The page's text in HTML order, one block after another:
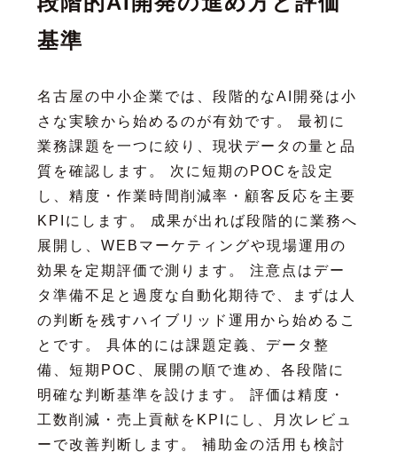
基準
名古屋の中小企業では、段階的なAI開発は小
さな実験から始めるのが有効です。 最初に
業務課題を一つに絞り、現状データの量と品
質を確認します。 次に短期のPOCを設定
し、精度・作業時間削減率・顧客反応を主要
KPIにします。 成果が出れば段階的に業務へ
展開し、WEBマーケティングや現場運用の
効果を定期評価で測ります。 注意点はデー
タ準備不足と過度な自動化期待で、まずは人
の判断を残すハイブリッド運用から始めるこ
とです。 具体的には課題定義、データ整
備、短期POC、展開の順で進め、各段階に
明確な判断基準を設けます。 評価は精度・
工数削減・売上貢献をKPIにし、月次レビュ
ーで改善判断します。 補助金の活用も検討